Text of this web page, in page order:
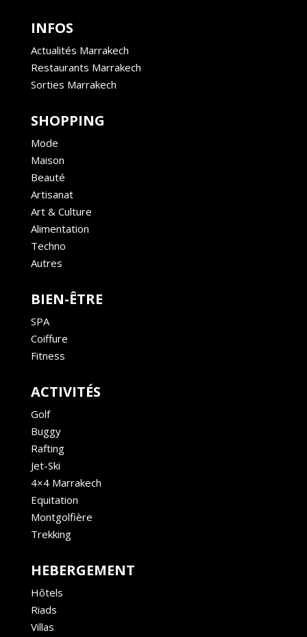
INFOS
Actualités Marrakech
Restaurants Marrakech
Sorties Marrakech
SHOPPING
Mode
Maison
Beauté
Artisanat
Art & Culture
Alimentation
Techno
Autres
BIEN-ÊTRE
SPA
Coiffure
Fitness
ACTIVITÉS
Golf
Buggy
Rafting
Jet-Ski
4×4 Marrakech
Equitation
Montgolfière
Trekking
HEBERGEMENT
Hôtels
Riads
Villas